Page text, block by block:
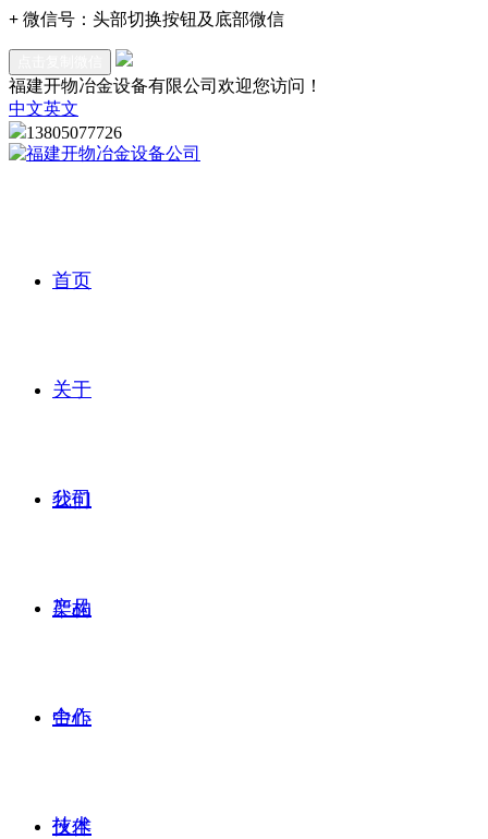
+ 微信号： 头部切换按钮及底部微信
福建开物冶金设备有限公司欢迎您访问！
中文英文
13805077726
首页
关于
我们
公司
架构
产品
中心
合作
伙伴
技术